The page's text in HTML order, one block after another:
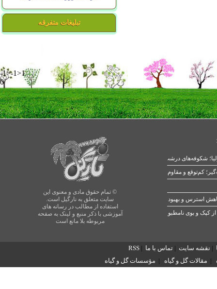
تبلیغات متفرقه
-1>-1>1
0
© تمام حقوق مادی و معنوی این
سایت متعلق به نارگیل است.
استفاده از مطالب در رسانه های
آموزشی با ذکر منبع و لینک به صفحه
مربوطه بلا مانع است
شکوفه‌های درشت در بهار
کپک و بوی نامطبوع
| نقشه سایت | تماس با ما |
RSS
| مقالات گل و گیاه | مؤسسات گل و گیاه